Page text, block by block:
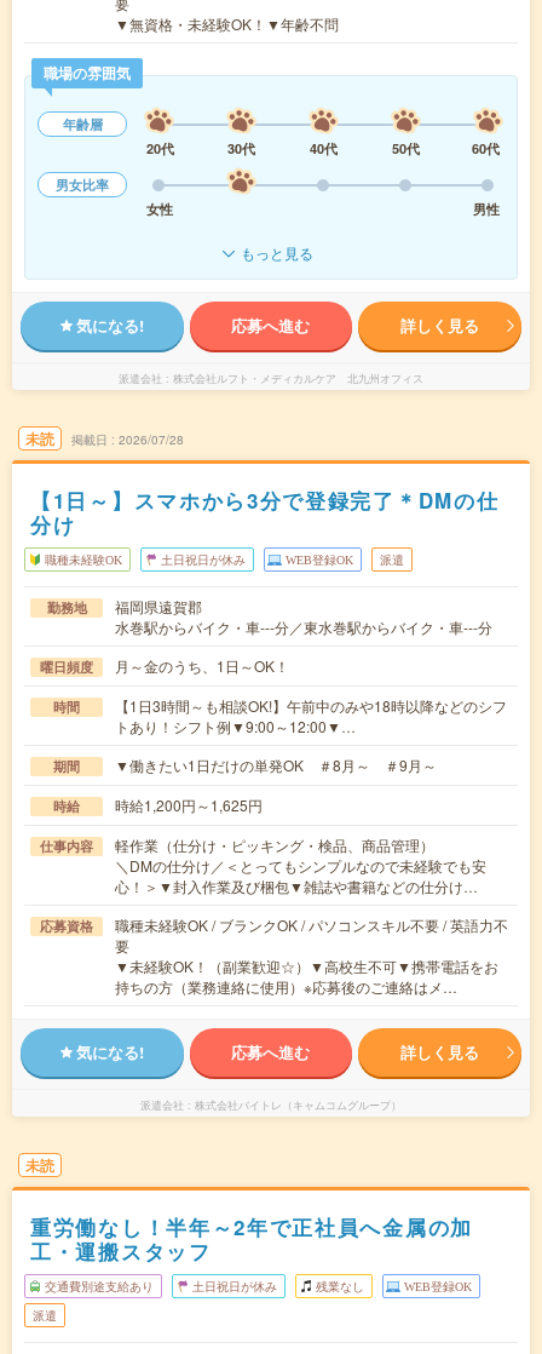
▼無資格・未経験OK！▼年齢不問
職場の雰囲気
年齢層
20代
30代 40代 50代
60代
男女比率
女性
男性
もっと見る
気になる! 応募へ進む 詳しく見る
派遣会社 株式会社ルフト・メディカルケア 北九州オフィス
未読 掲載日 2026/07/28
【1日～】スマホから3分で登録完了＊DMの仕
分け
職種未経験OK 土日祝日が休み WEB登録OK 派遣
勤務地
福岡県遠賀郡
水巻駅からバイク・車---分／東水巻駅からバイク・車---分
曜日頻度 月～金のうち、1日～OK！
時間
【1日3時間～も相談OK!】午前中のみや18時以降などのシフ
トあり！シフト例▼9:00～12:00▼…
期間 ▼働きたい1日だけの単発OK ＃8月～ ＃9月～
時給 時給1,200円～1,625円
仕事内容
軽作業（仕分け・ピッキング・検品、商品管理）
＼DMの仕分け／＜とってもシンプルなので未経験でも安
心！＞▼封入作業及び梱包▼雑誌や書籍などの仕分け…
応募資格
職種未経験OK / ブランクOK / パソコンスキル不要 / 英語力不
要
▼未経験OK！（副業歓迎☆）▼高校生不可▼携帯電話をお
持ちの方（業務連絡に使用）※応募後のご連絡はメ…
気になる! 応募へ進む 詳しく見る
派遣会社 株式会社バイトレ（キャムコムグループ）
未読
重労働なし！半年～2年で正社員へ金属の加
工・運搬スタッフ
交通費別途支給あり 土日祝日が休み 残業なし WEB登録OK
派遣